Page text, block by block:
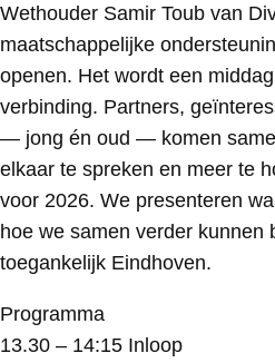
Wethouder Samir Toub van
maatschappelijke
openen. Het wordt een
verbinding. Partners,
— jong én oud — komen
elkaar te spreken en meer te
voor 2026. We presenteren
hoe we samen verder kunnen
toegankelijk Eindhoven.
Programma
13.30 – 14:15 Inloop